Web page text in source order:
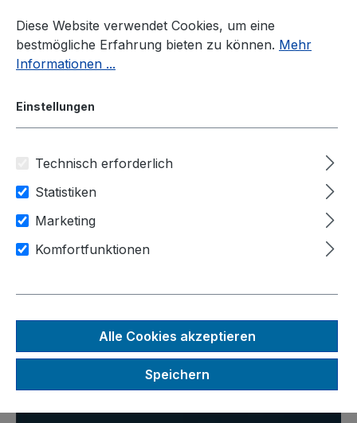
Zum Hauptinhalt springen
Industrie-PC Zubehör
Anwendungsbereiche
Industrie Automation
Bild & Videoverarbeitung
AC-AR0233 H120
60FPS
Diese Website verwendet Cookies, um eine
bestmögliche Erfahrung bieten zu können. Mehr
Informationen ...
Einstellungen
Technisch erforderlich
Statistiken
Marketing
Komfortfunktionen
Alle Cookies akzeptieren
Speichern